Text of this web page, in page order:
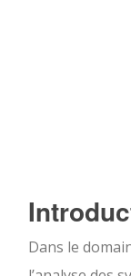
Dans le